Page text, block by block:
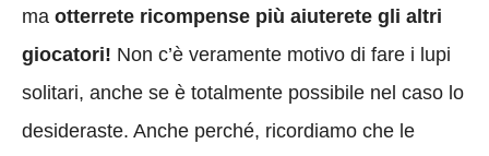
ma otterrete ricompense più aiuterete gli altri
giocatori! Non c’è veramente motivo di fare i lupi
solitari, anche se è totalmente possibile nel caso lo
desideraste. Anche perché, ricordiamo che le